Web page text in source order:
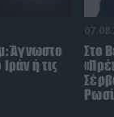
Άγνωστο
ή τις
Στο